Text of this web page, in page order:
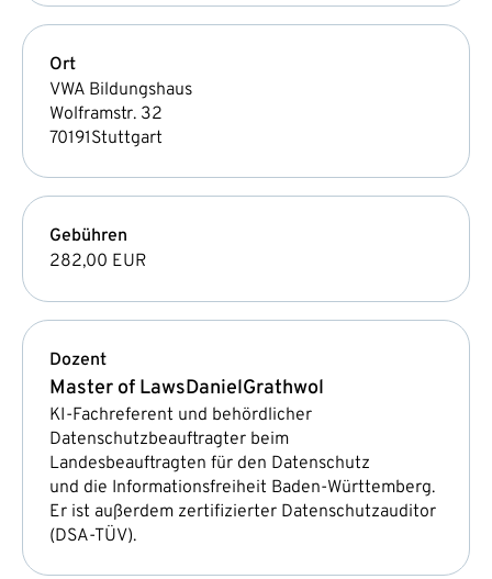
Ort
VWA Bildungshaus
Wolframstr. 32
70191Stuttgart
Gebühren
282,00 EUR
Dozent
Master of LawsDanielGrathwol
KI-Fachreferent und behördlicher
Datenschutzbeauftragter beim
Landesbeauftragten für den Datenschutz
und die Informationsfreiheit Baden-Württemberg.
Er ist außerdem zertifizierter Datenschutzauditor
(DSA-TÜV).